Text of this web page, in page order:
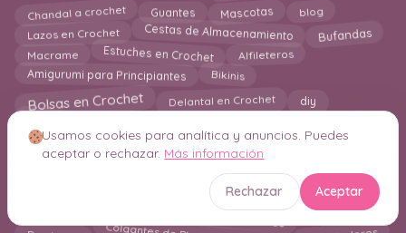
Chandal a crochet Guantes Mascotas blog
Lazos en Crochet Cestas de Almacenamiento Bufandas
Macrame Estuches en Crochet Alfileteros
Amigurumi para Principiantes Bikinis
Bolsas en Crochet Delantal en Crochet diy
Macetas a crochet
Crochet para Principiantes Chal en Crochet
Bermudas en crochet Guía para Principiantes
Mantas para Bebes a Crochet
Amigurumi Juguetes para Bebes Mascarillas
Usamos cookies para analítica y anuncios. Puedes
aceptar o rechazar. Más información
Rechazar Aceptar